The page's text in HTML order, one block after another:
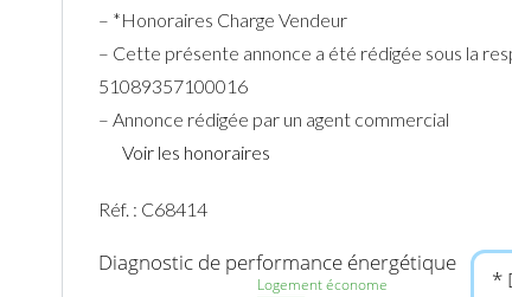
– *Honoraires Charge Vendeur
– Cette présente annonce a été rédigée sous la
51089357100016
– Annonce rédigée par un agent commercial
Voir les honoraires
Réf. : C68414
Diagnostic de performance énergétique
Logement économe *